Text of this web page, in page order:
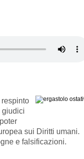
giudici
sui Diritti umani.
e falsificazioni.